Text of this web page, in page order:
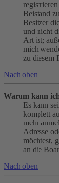
Beistand
Besitzer
und nicht
Art ist;
mich
zu diesem
Nach oben
Warum kann
Es kann
komplett
mehr
Adresse
möchtest,
an die
Nach oben